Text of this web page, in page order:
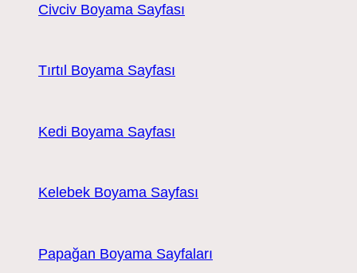
Civciv Boyama Sayfası
Tırtıl Boyama Sayfası
Kedi Boyama Sayfası
Kelebek Boyama Sayfası
Papağan Boyama Sayfaları